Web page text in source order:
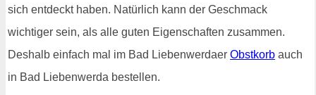
sich entdeckt haben. Natürlich kann der Geschmack
wichtiger sein, als alle guten Eigenschaften zusammen.
Deshalb einfach mal im Bad Liebenwerdaer Obstkorb auch
in Bad Liebenwerda bestellen.